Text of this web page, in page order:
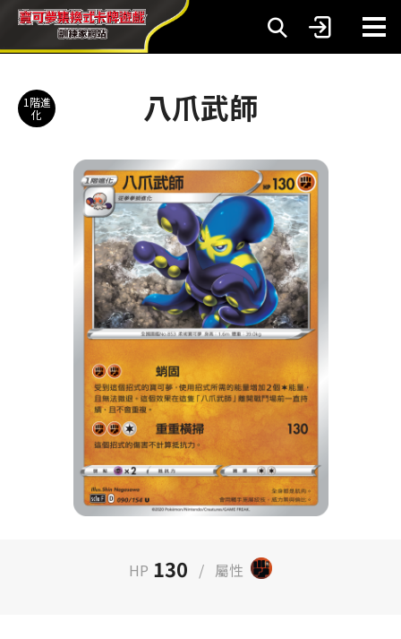
1階進
化
八爪武師
HP 130 / 屬性